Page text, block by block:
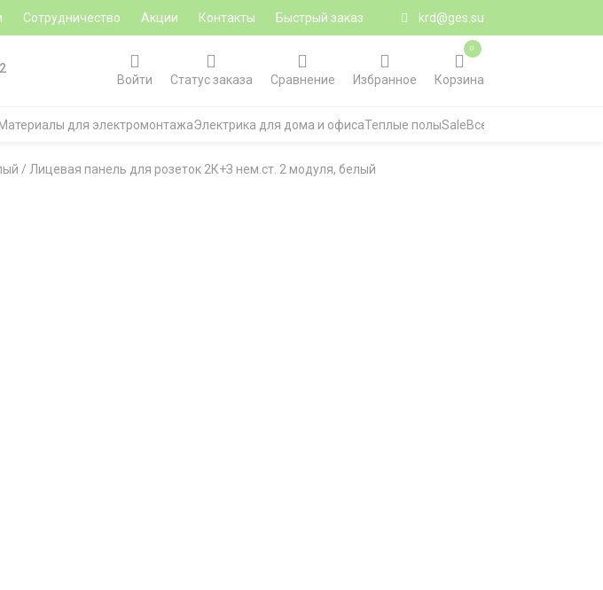
Сотрудничество Акции Контакты Быстрый заказ krd@ges.su
Войти
Статус заказа Сравнение Избранное Корзина
0
Материалы для электромонтажаЭлектрика для дома и офисаТеплые полыSaleВсе категории
/ Лицевая панель для розеток 2К+З нем.ст. 2 модуля, белый